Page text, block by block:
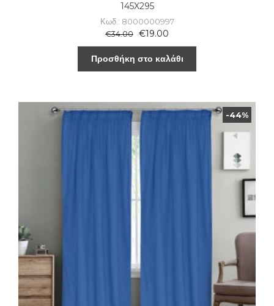
145X295
Κωδ.: 8000000997
€34.00 €19.00
Προσθήκη στο καλάθι
-44%